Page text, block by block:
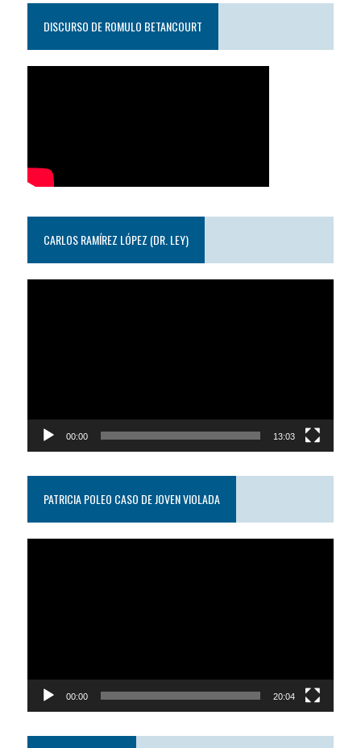
DISCURSO DE ROMULO BETANCOURT
CARLOS RAMÍREZ LÓPEZ (DR. LEY)
00:00 13:03
PATRICIA POLEO CASO DE JOVEN VIOLADA
00:00 20:04